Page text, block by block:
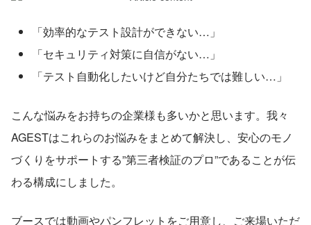
「効率的なテスト設計ができない…」
「セキュリティ対策に自信がない…」
「テスト自動化したいけど自分たちでは難しい…」
こんな悩みをお持ちの企業様も多いかと思います。我々
AGESTはこれらのお悩みをまとめて解決し、安心のモノ
づくりをサポートする”第三者検証のプロ”であることが伝
わる構成にしました。
ブースでは動画やパンフレットをご用意し、ご来場いただ